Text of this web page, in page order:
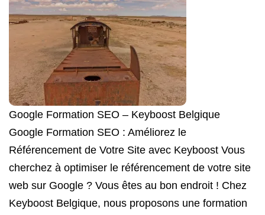
Google Formation SEO – Keyboost Belgique
Google Formation SEO : Améliorez le
Référencement de Votre Site avec Keyboost Vous
cherchez à optimiser le référencement de votre site
web sur Google ? Vous êtes au bon endroit ! Chez
Keyboost Belgique, nous proposons une formation